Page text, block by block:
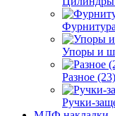
Упоры и
Разное (23)
Ручки-